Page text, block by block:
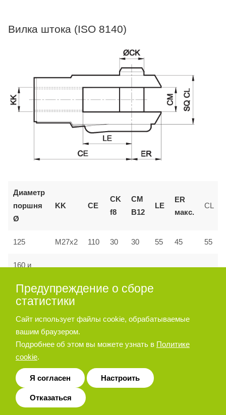
Вилка штока (ISO 8140)
Диаметр
поршня
Ø
KK CE
CK
f8
CM
B12
LE
ER
макс.
CL
125 M27x2 110 30 30 55 45 55
160 и
Позиционер штока
Предупреждение о сборе
статистики
Сайт использует файлы cookie, обрабатываемые
вашим браузером.
Подробнее об этом вы можете узнать в Политике
cookie.
Я согласен Настроить
Отказаться